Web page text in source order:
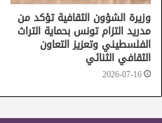
وزيرة الشؤون الثقافية تؤكد من
مدريد التزام تونس بحماية التراث
الفلسطيني وتعزيز التعاون
الثقافي الثنائي
2026-07-16